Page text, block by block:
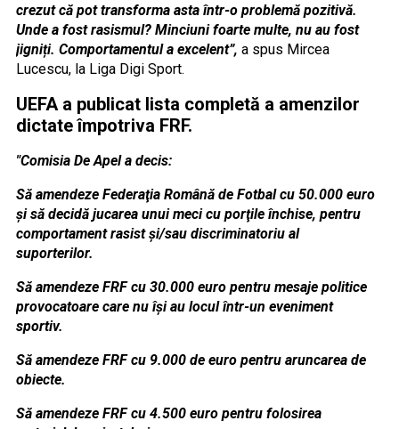
crezut că pot transforma asta într-o problemă pozitivă.
Unde a fost rasismul? Minciuni foarte multe, nu au fost
jigniți. Comportamentul a excelent”, a spus Mircea
Lucescu, la Liga Digi Sport.
UEFA a publicat lista completă a amenzilor
dictate împotriva FRF.
"Comisia De Apel a decis:
Să amendeze Federaţia Română de Fotbal cu 50.000 euro
şi să decidă jucarea unui meci cu porţile închise, pentru
comportament rasist şi/sau discriminatoriu al
suporterilor.
Să amendeze FRF cu 30.000 euro pentru mesaje politice
provocatoare care nu îşi au locul într-un eveniment
sportiv.
Să amendeze FRF cu 9.000 de euro pentru aruncarea de
obiecte.
Să amendeze FRF cu 4.500 euro pentru folosirea